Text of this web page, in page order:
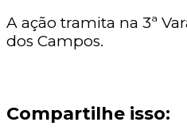
A ação tramita na 3ª
dos Campos.
Compartilhe isso: